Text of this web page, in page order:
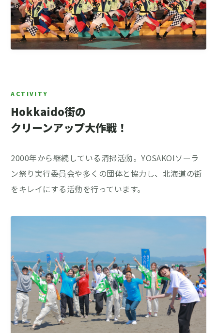
Hokkaido街の
クリーンアップ大作戦！
2000年から継続している清掃活動。YOSAKOIソーラ
ン祭り実行委員会や多くの団体と協力し、北海道の街
をキレイにする活動を行っています。